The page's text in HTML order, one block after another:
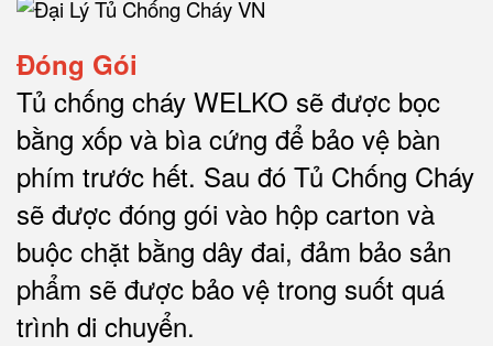
Đóng Gói
Tủ chống cháy WELKO sẽ được bọc
bằng xốp và bìa cứng để bảo vệ bàn
phím trước hết. Sau đó Tủ Chống Cháy
sẽ được đóng gói vào hộp carton và
buộc chặt bằng dây đai, đảm bảo sản
phẩm sẽ được bảo vệ trong suốt quá
trình di chuyển.